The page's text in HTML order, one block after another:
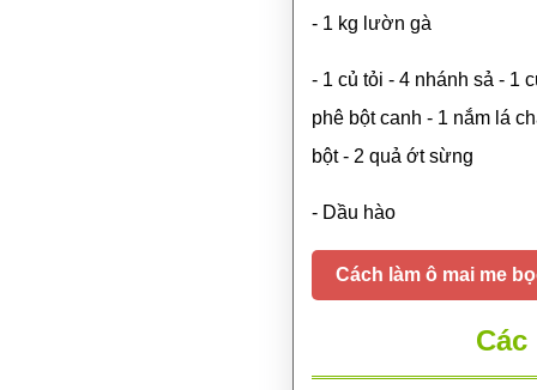
- 1 kg lườn gà
- 1 củ tỏi - 4 nhánh sả - 1
phê bột canh - 1 nắm lá
bột - 2 quả ớt sừng
- Dầu hào
Cách làm ô mai me